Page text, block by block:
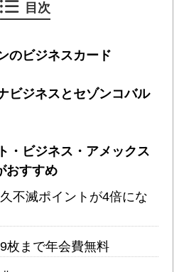
目次
のビジネスカード
ビジネスとセゾンコバル
・ビジネス・アメックス
おすすめ
不滅ポイントが4倍にな
枚まで年会費無料